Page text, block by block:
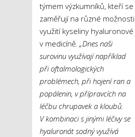
týmem výzkumníků, kteří se
zaměřují na různé možnosti
využití kyseliny hyaluronové
v medicíně . „Dnes naši
surovinu využívají například
při oftalmologických
problémech, při hojení ran a
popálenin, v přípravcích na
léčbu chrupavek a kloubů.
V kombinaci s jinými léčivy se
hyaluronát sodný využívá